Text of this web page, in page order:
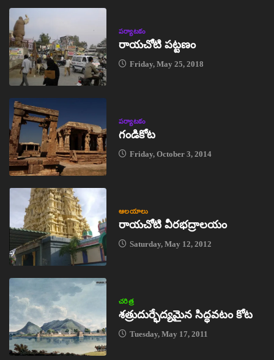
పర్యాటకం
రాయచోటి పట్టణం
Friday, May 25, 2018
పర్యాటకం
గండికోట
Friday, October 3, 2014
ఆలయాలు
రాయచోటి వీరభద్రాలయం
Saturday, May 12, 2012
చరిత్ర
శత్రుదుర్భేద్యమైన సిద్ధవటం కోట
Tuesday, May 17, 2011